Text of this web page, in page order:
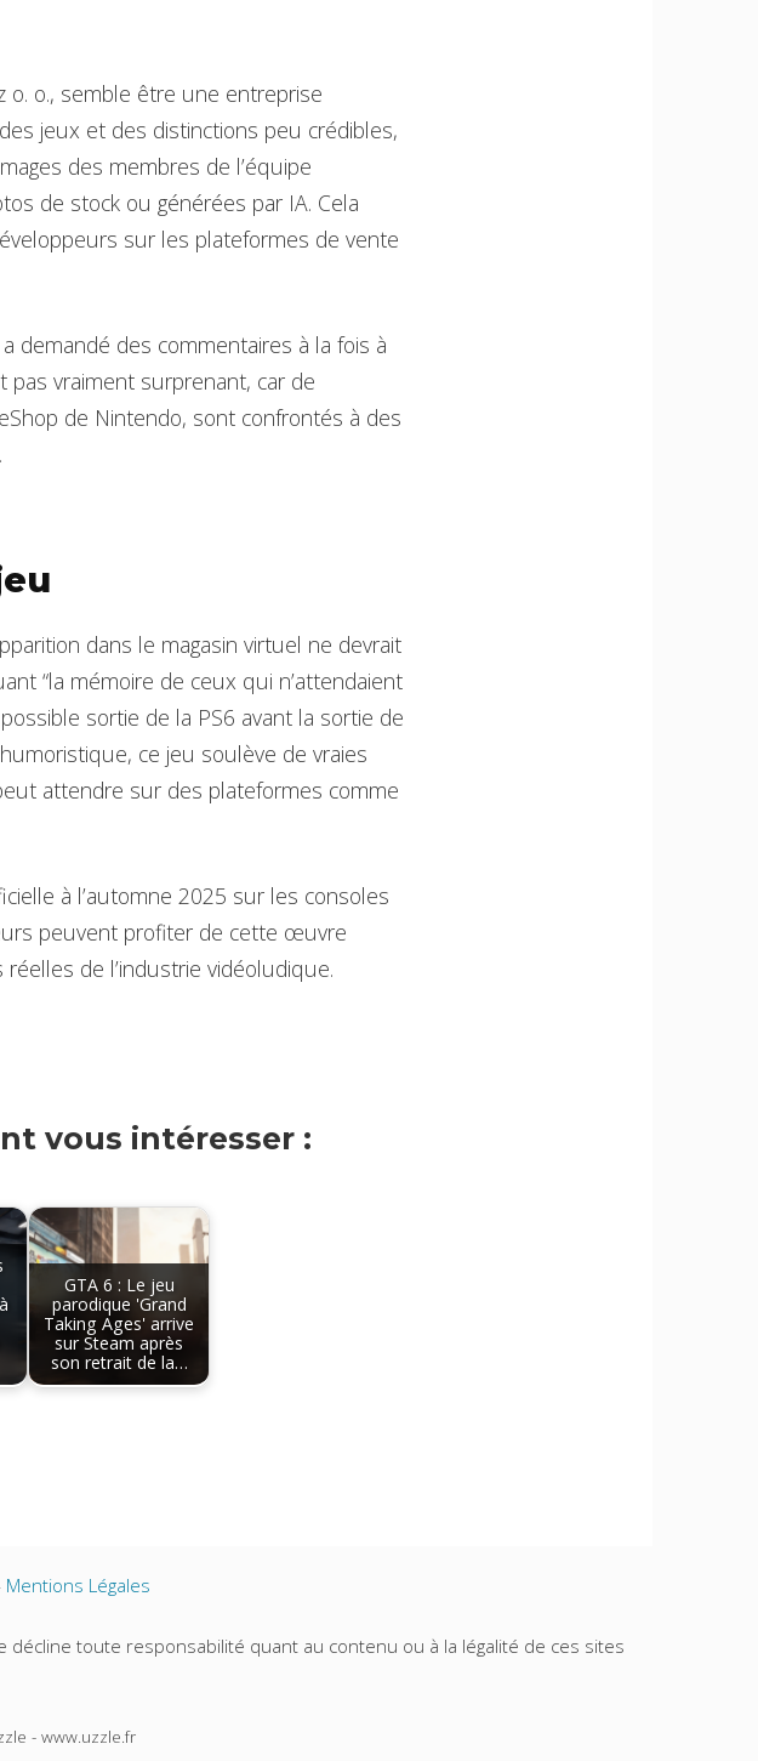
o. o., semble être une entreprise
jeux et des distinctions peu crédibles,
des membres de l’équipe
de stock ou générées par IA. Cela
sur les plateformes de vente
demandé des commentaires à la fois à
pas vraiment surprenant, car de
de Nintendo, sont confrontés à des
dans le magasin virtuel ne devrait
“la mémoire de ceux qui n’attendaient
sortie de la PS6 avant la sortie de
ce jeu soulève de vraies
attendre sur des plateformes comme
à l’automne 2025 sur les consoles
peuvent profiter de cette œuvre
de l’industrie vidéoludique.
vous intéresser :
GTA 6 : Le jeu
parodique 'Grand
Taking Ages' arrive
sur Steam après
son retrait de la…
Mentions Légales
toute responsabilité quant au contenu ou à la légalité de ces sites
- www.uzzle.fr